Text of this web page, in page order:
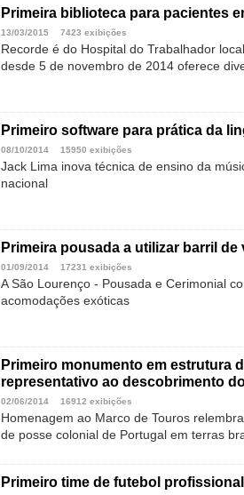
Primeira biblioteca para pacientes
13/03/2015 7423 exibições
Recorde é do Hospital do Trabalhador
desde 5 de novembro de 2014 oferece
Primeiro software para prática da
08/10/2014 15950 exibições
Jack Lima inova técnica de ensino da
nacional
Primeira pousada a utilizar barril
01/09/2014 17231 exibições
A São Lourenço - Pousada e Cerimonial
acomodações exóticas
Primeiro monumento em estrutura
representativo ao descobrimento
02/06/2014 16912 exibições
Homenagem ao Marco de Touros
de posse colonial de Portugal em terras
Primeiro time de futebol